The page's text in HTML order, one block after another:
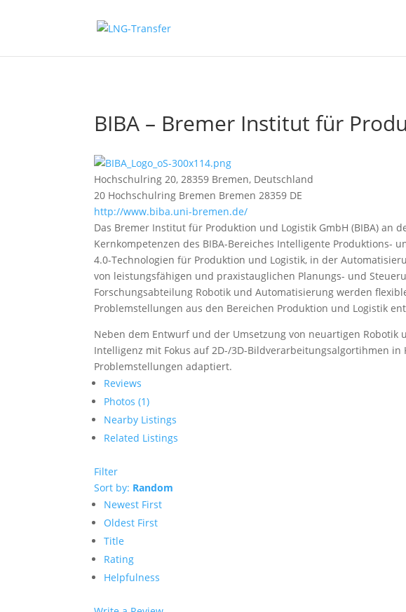
BIBA – Bremer Institut für
Hochschulring 20, 28359 Bremen, Deutschland
20 Hochschulring Bremen Bremen 28359 DE
http://www.biba.uni-bremen.de/
Das Bremer Institut für Produktion und Logistik GmbH (BIBA)
Kernkompetenzen des BIBA-Bereiches Intelligente Produktions-
4.0-Technologien für Produktion und Logistik, in der
von leistungsfähigen und praxistauglichen Planungs- und
Forschungsabteilung Robotik und Automatisierung werden
Problemstellungen aus den Bereichen Produktion und Logistik
Neben dem Entwurf und der Umsetzung von neuartigen
Intelligenz mit Fokus auf 2D-/3D-Bildverarbeitungsalgortihmen
Problemstellungen adaptiert.
Reviews
Photos (1)
Nearby Listings
Related Listings
Filter
Sort by: Random
Newest First
Oldest First
Title
Rating
Helpfulness